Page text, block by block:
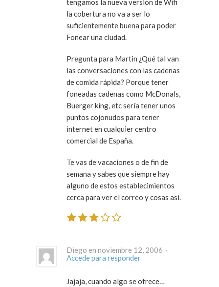
tengamos la nueva versión de Wifi
la cobertura no va a ser lo
suficientemente buena para poder
Fonear una ciudad.
Pregunta para Martin ¿Qué tal van
las conversaciones con las cadenas
de comida rápida? Porque tener
foneadas cadenas como McDonals,
Buerger king, etc sería tener unos
puntos cojonudos para tener
internet en cualquier centro
comercial de España.
Te vas de vacaciones o de fin de
semana y sabes que siempre hay
alguno de estos establecimientos
cerca para ver el correo y cosas así.
Diego en noviembre 12, 2006 ·
Accede para responder
Jajaja, cuando algo se ofrece…